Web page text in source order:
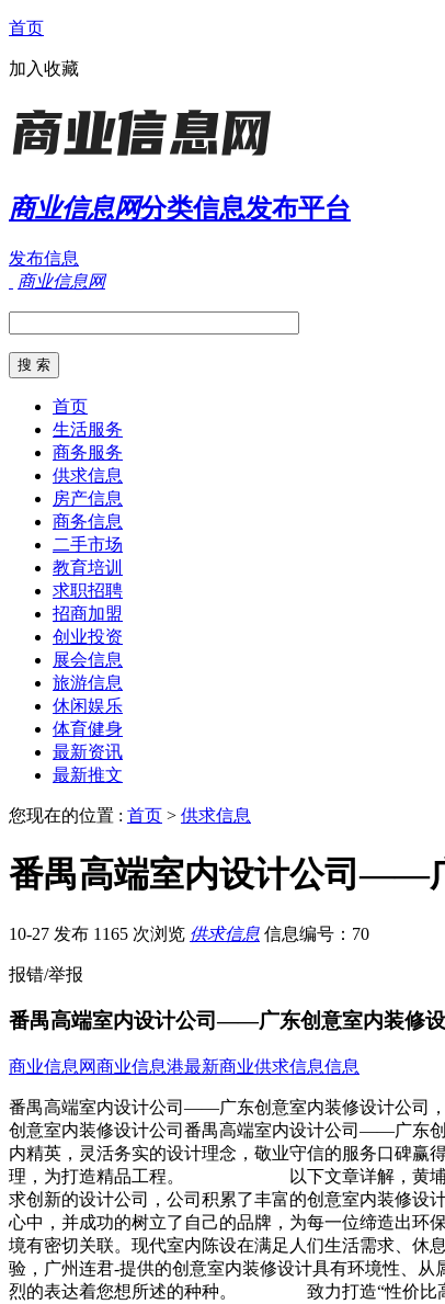
首页
加入收藏
商业信息网分类信息发布平台
发布信息
商业信息网
首页
生活服务
商务服务
供求信息
房产信息
商务信息
二手市场
教育培训
求职招聘
招商加盟
创业投资
展会信息
旅游信息
休闲娱乐
体育健身
最新资讯
最新推文
您现在的位置 : 首页 > 供求信息
番禺高端室内设计公司——
10-27 发布 1165 次浏览 供求信息 信息编号：70
报错/举报
番禺高端室内设计公司——广东创意室内装修设
商业信息网商业信息港最新商业供求信息信息
番禺高端室内设计公司——广东创意室内装修设计公司
创意室内装修设计公司番禺高端室内设计公司——广
内精英，灵活务实的设计理念，敬业守信的服务口碑赢
理，为打造精品工程。 以下文章详解，黄埔酒店
求创新的设计公司，公司积累了丰富的创意室内装修设
心中，并成功的树立了自己的品牌，为每一位缔造出
境有密切关联。现代室内陈设在满足人们生活需求、
验，广州连君-提供的创意室内装修设计具有环境性、
烈的表达着您想所述的种种。 致力打造“性价比高的